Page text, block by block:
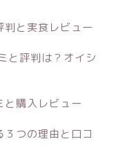
と実食レビュー
と評判は？オイシ
購入レビュー
つの理由と口コ